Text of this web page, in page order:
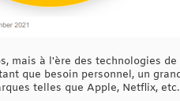
mais à l'ère des technologies
que besoin personnel, un
telles que Apple, Netflix, etc.